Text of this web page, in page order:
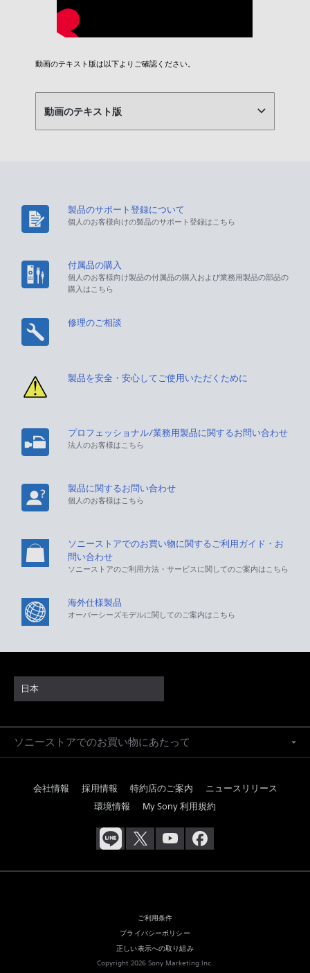
動画のテキスト版は以下よりご確認ください。
動画のテキスト版
製品のサポート登録について
個人のお客様向けの製品のサポート登録はこちら
付属品の購入
個人のお客様向け製品の付属品の購入および業務用製品の部品の
購入はこちら
修理のご相談
製品を安全・安心してご使用いただくために
プロフェッショナル/業務用製品に関するお問い合わせ
法人のお客様はこちら
製品に関するお問い合わせ
個人のお客様はこちら
ソニーストアでのお買い物に関するご利用ガイド・お
問い合わせ
ソニーストアのご利用方法・サービスに関してのご案内はこちら
海外仕様製品
オーバーシーズモデルに関してのご案内はこちら
日本
ソニーストアでのお買い物にあたって
会社情報 採用情報 特約店のご案内
ニュースリリース
環境情報
My Sony 利用規約
ご利用条件
プライバシーポリシー
正しい表示への取り組み
Copyright 2026 Sony Marketing Inc.